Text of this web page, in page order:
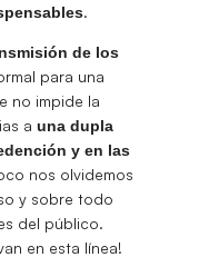
.
de los
para una
no impide la
a una dupla
y en las
nos olvidemos
y sobre todo
del público.
en esta línea!